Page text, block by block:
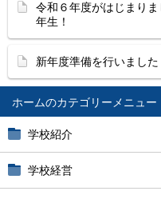
ホーム
学校紹介
学校経営
令和６年度がはじまり
年生！
新年度準備を行いました